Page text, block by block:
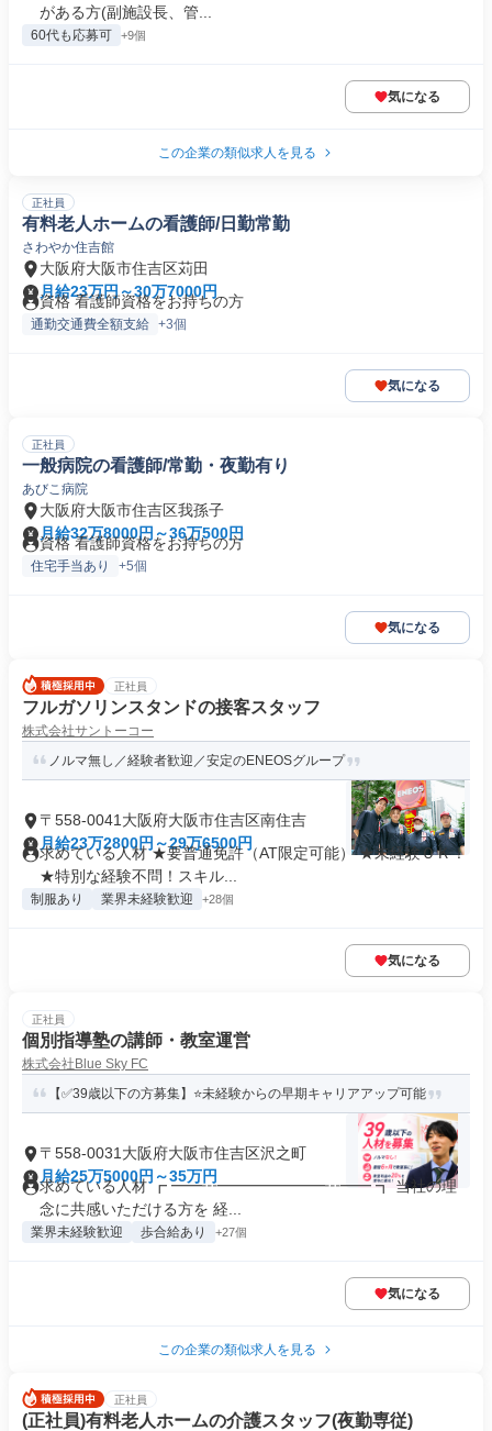
がある方(副施設長、管...
60代も応募可 +9個
気になる
この企業の類似求人を見る
正社員
有料老人ホームの看護師/日勤常勤
さわやか住吉館
大阪府大阪市住吉区苅田
月給23万円～30万7000円
資格 看護師資格をお持ちの方
通勤交通費全額支給 +3個
気になる
正社員
一般病院の看護師/常勤・夜勤有り
あびこ病院
大阪府大阪市住吉区我孫子
月給32万8000円～36万500円
資格 看護師資格をお持ちの方
住宅手当あり +5個
気になる
正社員
フルガソリンスタンドの接客スタッフ
株式会社サントーコー
ノルマ無し／経験者歓迎／安定のENEOSグループ
〒558-0041大阪府大阪市住吉区南住吉
月給23万2800円～29万6500円
求めている人材 ★要普通免許（AT限定可能） ★未経験ＯＫ！
★特別な経験不問！スキル...
制服あり 業界未経験歓迎 +28個
気になる
正社員
個別指導塾の講師・教室運営
株式会社Blue Sky FC
【✅39歳以下の方募集】⭐未経験からの早期キャリアアップ可能
〒558-0031大阪府大阪市住吉区沢之町
月給25万5000円～35万円
求めている人材 ┏ ━━┅━━━━━━━┅━━ ┓ 当社の理
念に共感いただける方を 経...
業界未経験歓迎 歩合給あり +27個
気になる
この企業の類似求人を見る
正社員
(正社員)有料老人ホームの介護スタッフ(夜勤専従)